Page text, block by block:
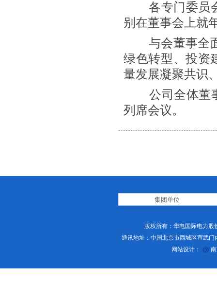
各专门委员会
别在董事会上就
与会董事全面
绿色转型、投资
量发展凝聚共识
公司全体董事
列席会议。
版权所有：华电国际电力股
通讯地址：中国北京市西城区宣武
网站设计：